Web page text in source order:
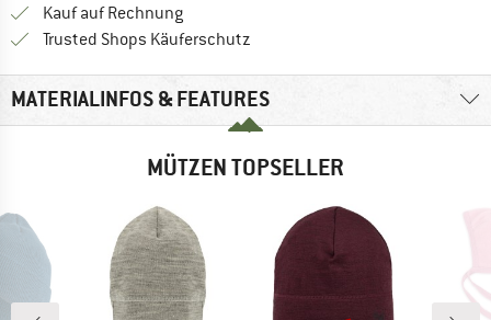
Kauf auf RechnungFinde die Zahlungs-Infos hier! Öffnet
Trusted Shops Käuferschutz
MATERIALINFOS & FEATURES
MÜTZEN TOPSELLER